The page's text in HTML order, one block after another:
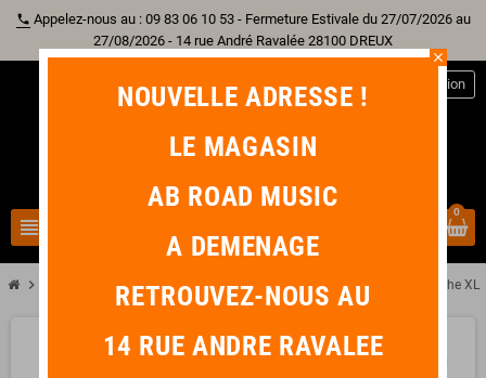
phone Appelez-nous au : 09 83 06 10 53 - Fermeture Estivale du 27/07/2026 au
27/08/2026 - 14 rue André Ravalée 28100 DREUX
view_headline
Connexion
0
chevron_right chevron_rightCâble chevron_rightAdaptateur & Fiche chevron_right NEUTRIK NC3FXX Fiche
close
NOUVELLE ADRESSE !
LE MAGASIN
AB ROAD MUSIC
A DEMENAGE
RETROUVEZ-NOUS AU
14 RUE ANDRE RAVALEE